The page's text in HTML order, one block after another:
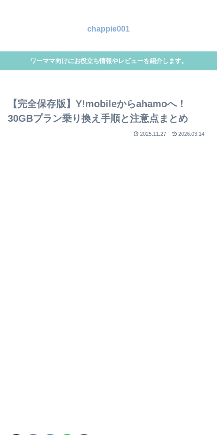
chappie001
ワーママ向けにお役立ち情報やレビューを紹介します。
【完全保存版】Y!mobileからahamoへ！
30GBプラン乗り換え手順と注意点まとめ
2025.11.27 2026.03.14